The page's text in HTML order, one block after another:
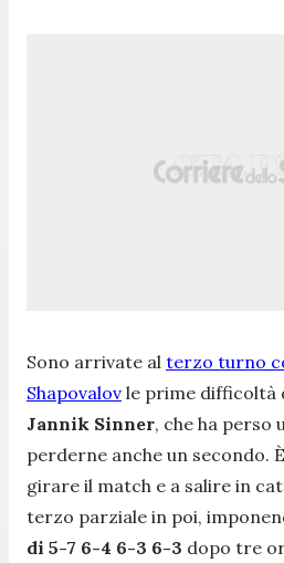
Sono arrivate al terzo turno
Shapovalov le prime difficoltà
Jannik Sinner, che ha perso
perderne anche un secondo.
girare il match e a salire in
terzo parziale in poi,
di 5-7 6-4 6-3 6-3 dopo tre